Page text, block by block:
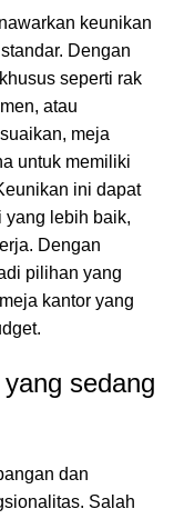
keunikan
Dengan
seperti rak
atau
meja
untuk memiliki
ini dapat
yang lebih baik,
Dengan
pilihan yang
kantor yang
sedang
dan
Salah